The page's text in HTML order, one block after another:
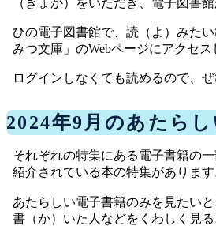
（きょか）をいただき、電子図書
ひの電子図書館で、読（よ）みた
みつ文庫」のWebページにアクセ
ログインしなくても読めるので、
2024年9月のあたら
それぞれの特集にある電子書籍の
紹介されている本の特集があります
あたらしい電子書籍のみを見たいと
書（か）いた人などをくわしく見る